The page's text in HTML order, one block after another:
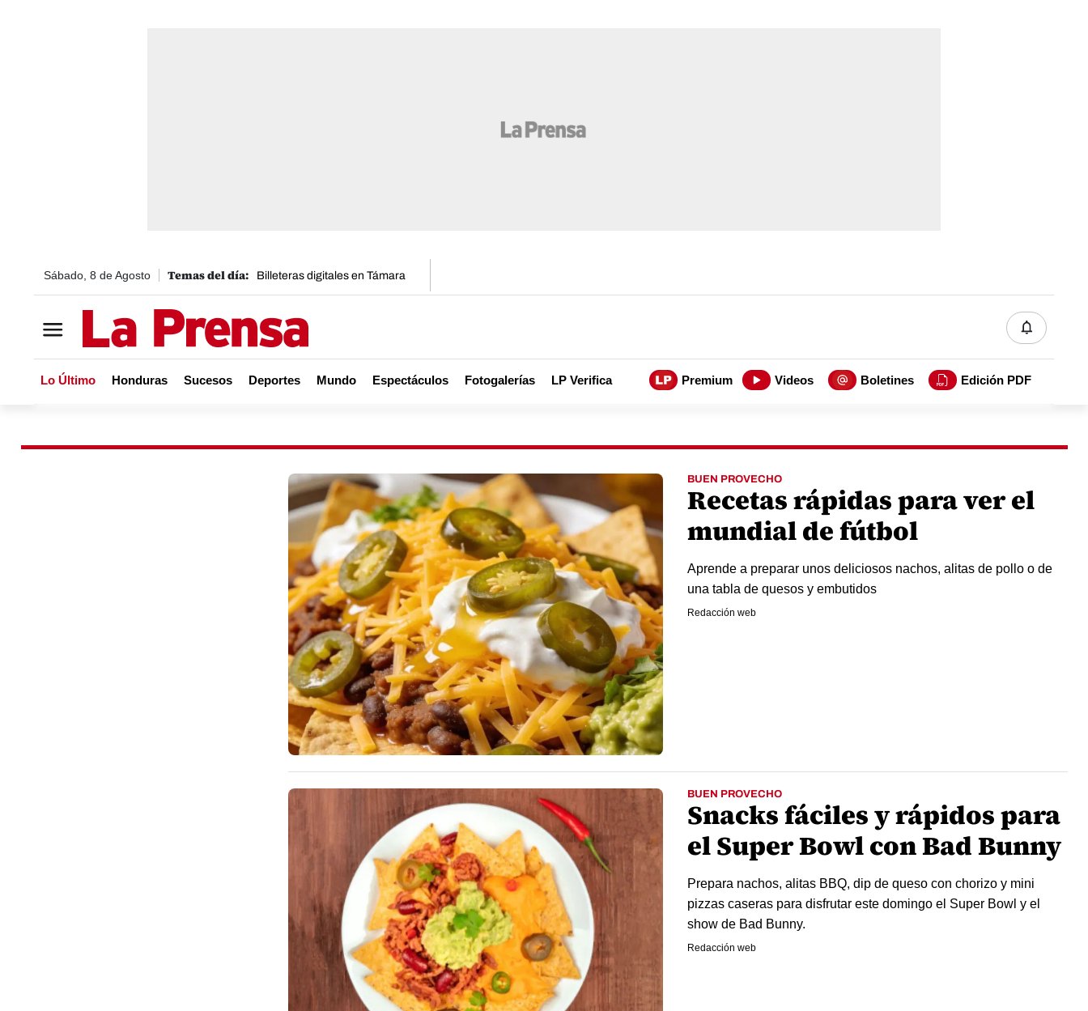
Sábado, 8 de Agosto Billeteras digitales en Támara
Lo Último Honduras Sucesos Deportes Mundo Espectáculos Fotogalerías LP Verifica Premium Videos Boletines Edición PDF
BUEN PROVECHO
Recetas rápidas para ver el
mundial de fútbol
Aprende a preparar unos deliciosos nachos, alitas de pollo o de
una tabla de quesos y embutidos
Redacción web
BUEN PROVECHO
Snacks fáciles y rápidos para
el Super Bowl con Bad Bunny
Prepara nachos, alitas BBQ, dip de queso con chorizo y mini
pizzas caseras para disfrutar este domingo el Super Bowl y el
show de Bad Bunny.
Redacción web